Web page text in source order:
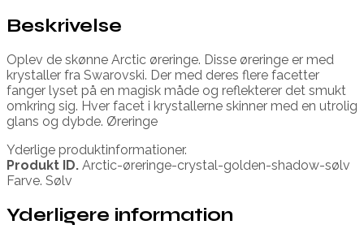
Beskrivelse
Oplev de skønne Arctic øreringe. Disse øreringe er med
krystaller fra Swarovski. Der med deres flere facetter
fanger lyset på en magisk måde og reflekterer det smukt
omkring sig. Hver facet i krystallerne skinner med en utrolig
glans og dybde. Øreringe
Yderlige produktinformationer.
Produkt ID. Arctic-øreringe-crystal-golden-shadow-sølv
Farve. Sølv
Yderligere information